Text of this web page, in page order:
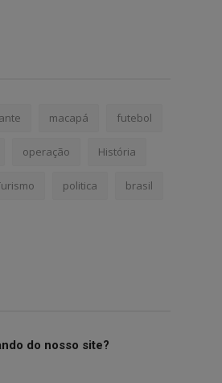
macapá futebol
operação História
politica brasil
do nosso site?